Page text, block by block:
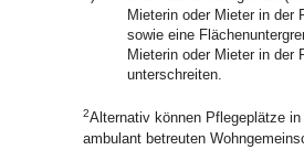
Mieterin oder Mieter in der
sowie eine
Mieterin oder Mieter in der
unterschreiten.
2Alternativ können Pflegeplätze
ambulant betreuten